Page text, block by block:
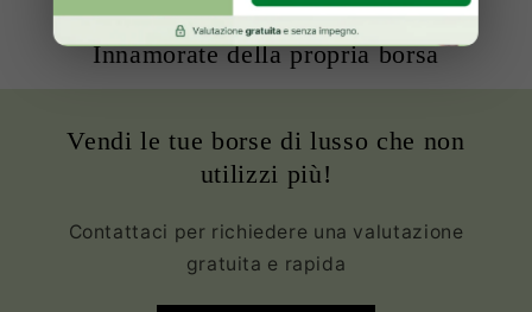
Oltre 2000+ clienti Soddisfatte ed
Innamorate della propria borsa
Vendi le tue borse di lusso che non
utilizzi più!
Contattaci per richiedere una valutazione
gratuita e rapida